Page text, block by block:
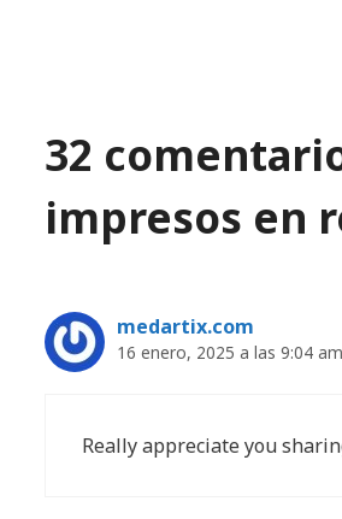
32
impresos en
medartix.com
16 enero, 2025 a las 9:04 am
Really appreciate you